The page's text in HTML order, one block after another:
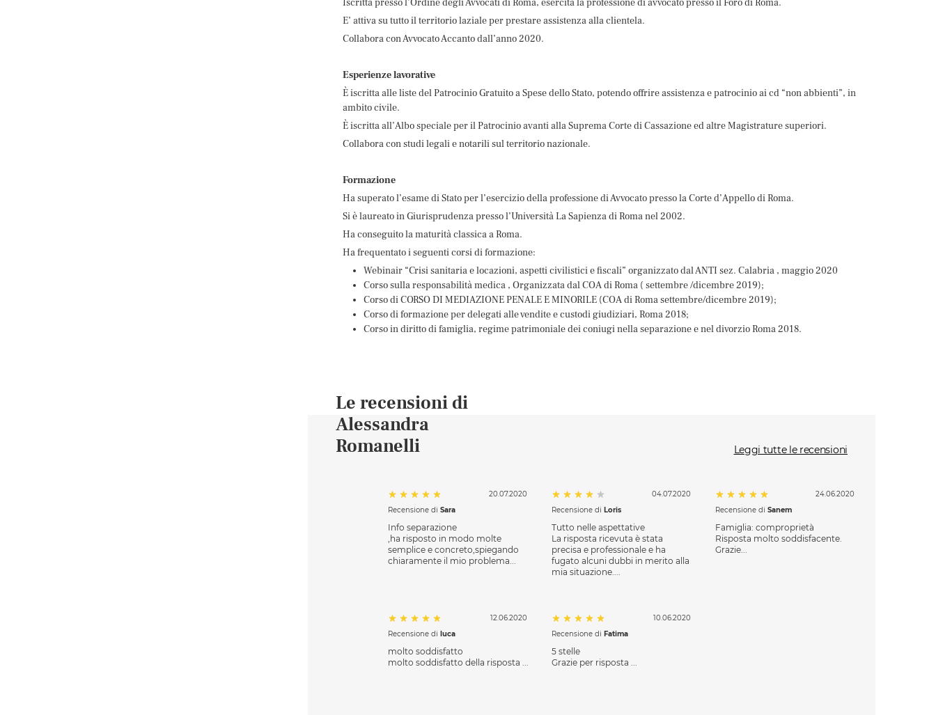
Iscritta presso l’Ordine degli Avvocati di Roma, esercita la professione di avvocato presso il Foro di Roma.
E’ attiva su tutto il territorio laziale per prestare assistenza alla clientela.
Collabora con Avvocato Accanto dall’anno 2020.
Esperienze lavorative
È iscritta alle liste del Patrocinio Gratuito a Spese dello Stato, potendo offrire assistenza e patrocinio ai cd “non abbienti”, in
ambito civile.
È iscritta all’Albo speciale per il Patrocinio avanti alla Suprema Corte di Cassazione ed altre Magistrature superiori.
Collabora con studi legali e notarili sul territorio nazionale.
Formazione
Ha superato l’esame di Stato per l’esercizio della professione di Avvocato presso la Corte d’Appello di Roma.
Si è laureato in Giurisprudenza presso l’Università La Sapienza di Roma nel 2002.
Ha conseguito la maturità classica a Roma.
Ha frequentato i seguenti corsi di formazione:
Webinair “Crisi sanitaria e locazioni, aspetti civilistici e fiscali” organizzato dal ANTI sez. Calabria , maggio 2020
Corso sulla responsabilità medica , Organizzata dal COA di Roma ( settembre /dicembre 2019);
Corso di CORSO DI MEDIAZIONE PENALE E MINORILE (COA di Roma settembre/dicembre 2019);
Corso di formazione per delegati alle vendite e custodi giudiziari, Roma 2018;
Corso in diritto di famiglia, regime patrimoniale dei coniugi nella separazione e nel divorzio Roma 2018.
Le recensioni di
Alessandra
Romanelli
Leggi tutte le recensioni
20.07.2020
Recensione di Sara
Info separazione
,ha risposto in modo molte
semplice e concreto,spiegando
chiaramente il mio problema...
04.07.2020
Recensione di Loris
Tutto nelle aspettative
La risposta ricevuta è stata
precisa e professionale e ha
fugato alcuni dubbi in merito alla
mia situazione....
24.06.2020
Recensione di Sanem
Famiglia: comproprietà
Risposta molto soddisfacente.
Grazie...
12.06.2020
Recensione di luca
molto soddisfatto
molto soddisfatto della risposta ...
10.06.2020
Recensione di Fatima
5 stelle
Grazie per risposta ...